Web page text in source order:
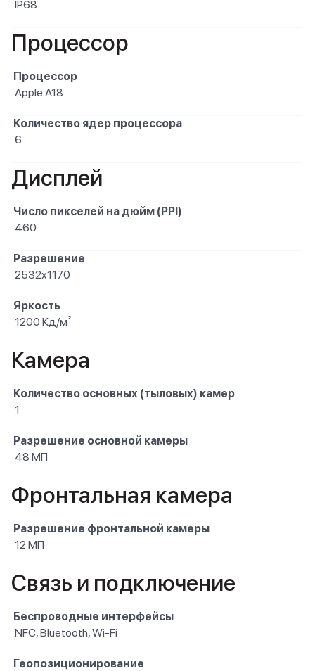
IP68
Процессор
Процессор
Apple A18
Количество ядер процессора
6
Дисплей
Число пикселей на дюйм (PPI)
460
Разрешение
2532x1170
Яркость
1200 Кд/м²
Камера
Количество основных (тыловых) камер
1
Разрешение основной камеры
48 МП
Фронтальная камера
Разрешение фронтальной камеры
12 МП
Связь и подключение
Беспроводные интерфейсы
NFC, Bluetooth, Wi-Fi
Геопозиционирование